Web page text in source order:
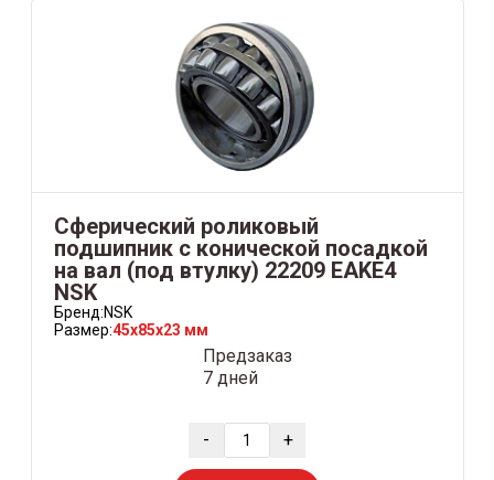
Сферический роликовый
подшипник с конической посадкой
на вал (под втулку) 22209 EAKE4
NSK
Бренд:NSK
Размер:45x85x23 мм
Предзаказ
7 дней
- +